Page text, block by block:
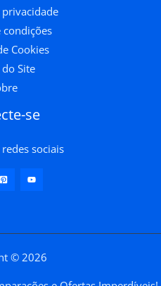
condições
Cookies
Site
se
sociais
© 2026